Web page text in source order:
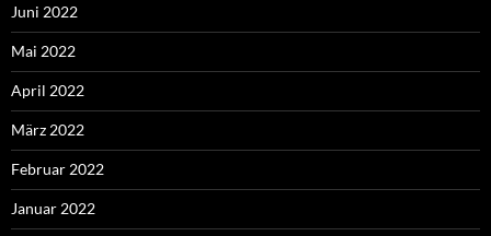
Juni 2022
Mai 2022
April 2022
März 2022
Februar 2022
Januar 2022